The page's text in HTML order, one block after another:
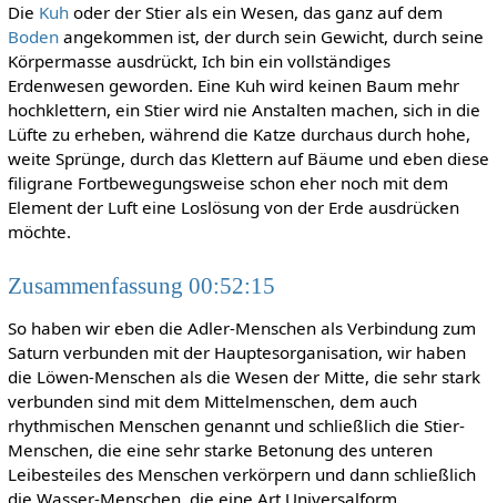
Die Kuhoder der Stier als ein Wesen, das ganz auf dem
Bodenangekommen ist, der durch sein Gewicht, durch seine
Körpermasse ausdrückt, Ich bin ein vollständiges
Erdenwesen geworden. Eine Kuh wird keinen Baum mehr
hochklettern, ein Stier wird nie Anstalten machen, sich in die
Lüfte zu erheben, während die Katze durchaus durch hohe,
weite Sprünge, durch das Klettern auf Bäume und eben diese
filigrane Fortbewegungsweise schon eher noch mit dem
Element der Luft eine Loslösung von der Erde ausdrücken
möchte.
Zusammenfassung 00:52:15
So haben wir eben die Adler-Menschen als Verbindung zum
Saturn verbunden mit der Hauptesorganisation, wir haben
die Löwen-Menschen als die Wesen der Mitte, die sehr stark
verbunden sind mit dem Mittelmenschen, dem auch
rhythmischen Menschen genannt und schließlich die Stier-
Menschen, die eine sehr starke Betonung des unteren
Leibesteiles des Menschen verkörpern und dann schließlich